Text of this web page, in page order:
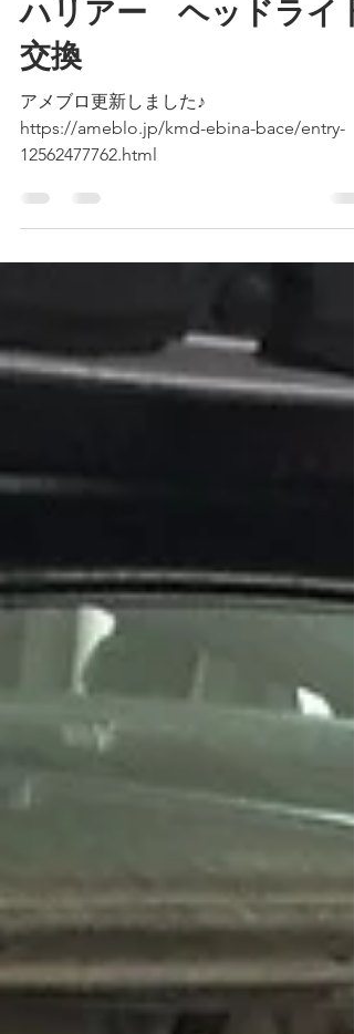
2020年4月26日
読了時間: 1分
ハリアー ヘッドライト
交換
アメブロ更新しました♪
12562477762.html